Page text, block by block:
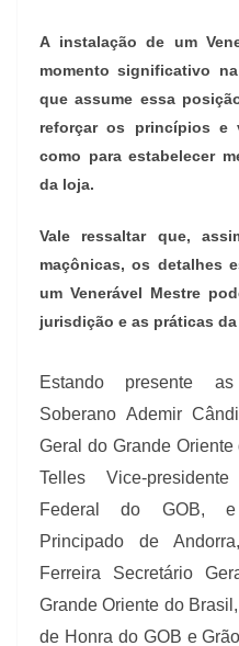
A instalação de um
momento significativo
que assume essa
reforçar os princípios e
como para estabelecer
da loja.
Vale ressaltar que,
maçônicas, os detalhes
um Venerável Mestre
jurisdição e as práticas
Estando presente
Soberano Ademir
Geral do Grande
Telles Vice-
Federal do GOB, e
Principado de
Ferreira Secretário
Grande Oriente do
de Honra do GOB e